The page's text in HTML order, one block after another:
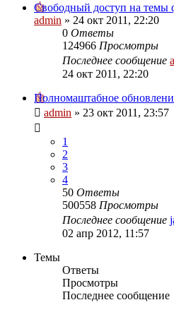
Свободный доступ на темы
admin » 24 окт 2011, 22:20
0 Ответы
124966 Просмотры
Последнее сообщение
24 окт 2011, 22:20
Полномаштабное
admin » 23 окт 2011, 23:57
1
2
3
4
50 Ответы
500558 Просмотры
Последнее сообщение
02 апр 2012, 11:57
Темы
Ответы
Просмотры
Последнее сообщение